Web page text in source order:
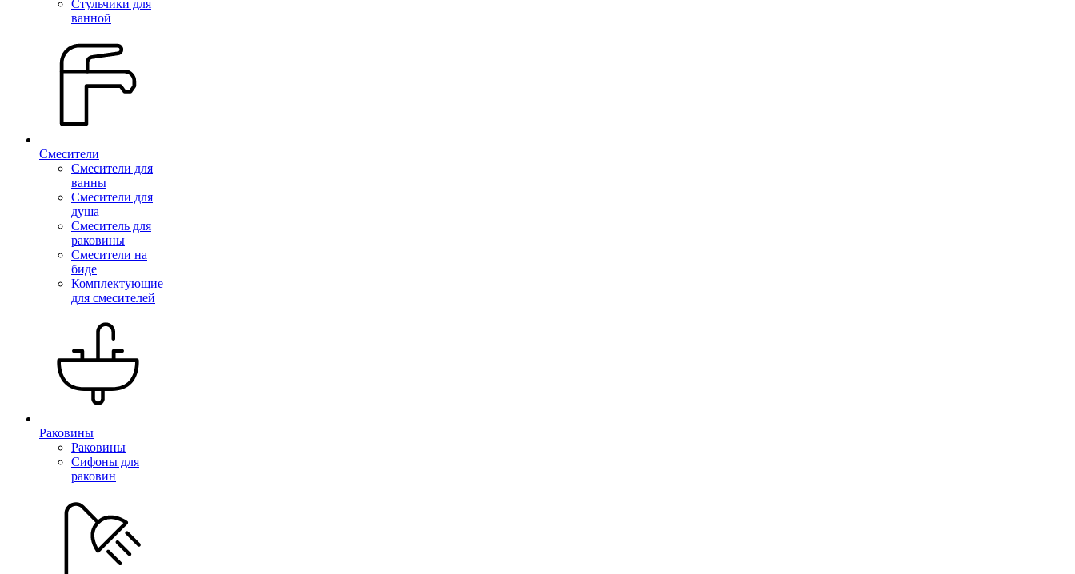
Стульчики для
ванной
Смесители
Смесители для
ванны
Смесители для
душа
Смеситель для
раковины
Смесители на
биде
Комплектующие
для смесителей
Раковины
Раковины
Сифоны для
раковин